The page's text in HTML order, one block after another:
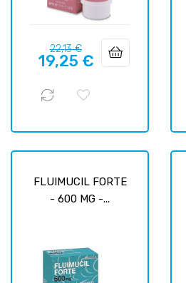
Precio
regular
22,13 €Precio
19,25 €
FLUIMUCIL FORTE
- 600 MG -...